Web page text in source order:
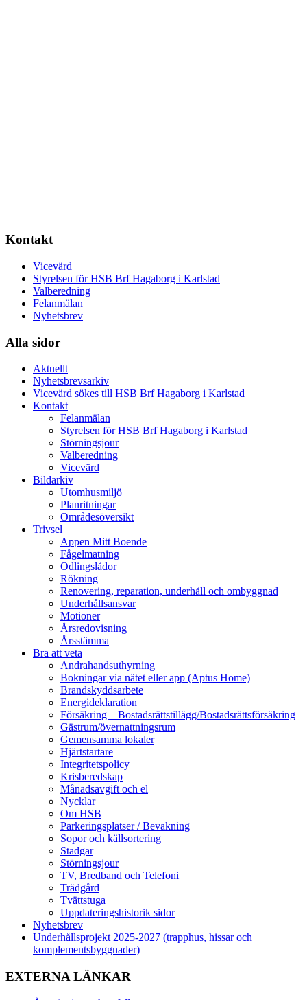
Kontakt
Vicevärd
Styrelsen för HSB Brf Hagaborg i Karlstad
Valberedning
Felanmälan
Nyhetsbrev
Alla sidor
Aktuellt
Nyhetsbrevsarkiv
Vicevärd sökes till HSB Brf Hagaborg i Karlstad
Kontakt
Felanmälan
Styrelsen för HSB Brf Hagaborg i Karlstad
Störningsjour
Valberedning
Vicevärd
Bildarkiv
Utomhusmiljö
Planritningar
Områdesöversikt
Trivsel
Appen Mitt Boende
Fågelmatning
Odlingslådor
Rökning
Renovering, reparation, underhåll och ombyggnad
Underhållsansvar
Motioner
Årsredovisning
Årsstämma
Bra att veta
Andrahandsuthyrning
Bokningar via nätet eller app (Aptus Home)
Brandskyddsarbete
Energideklaration
Försäkring – Bostadsrättstillägg/Bostadsrättsförsäkring
Gästrum/övernattningsrum
Gemensamma lokaler
Hjärtstartare
Integritetspolicy
Krisberedskap
Månadsavgift och el
Nycklar
Om HSB
Parkeringsplatser / Bevakning
Sopor och källsortering
Stadgar
Störningsjour
TV, Bredband och Telefoni
Trädgård
Tvättstuga
Uppdateringshistorik sidor
Nyhetsbrev
Underhållsprojekt 2025-2027 (trapphus, hissar och
komplementsbyggnader)
EXTERNA LÄNKAR